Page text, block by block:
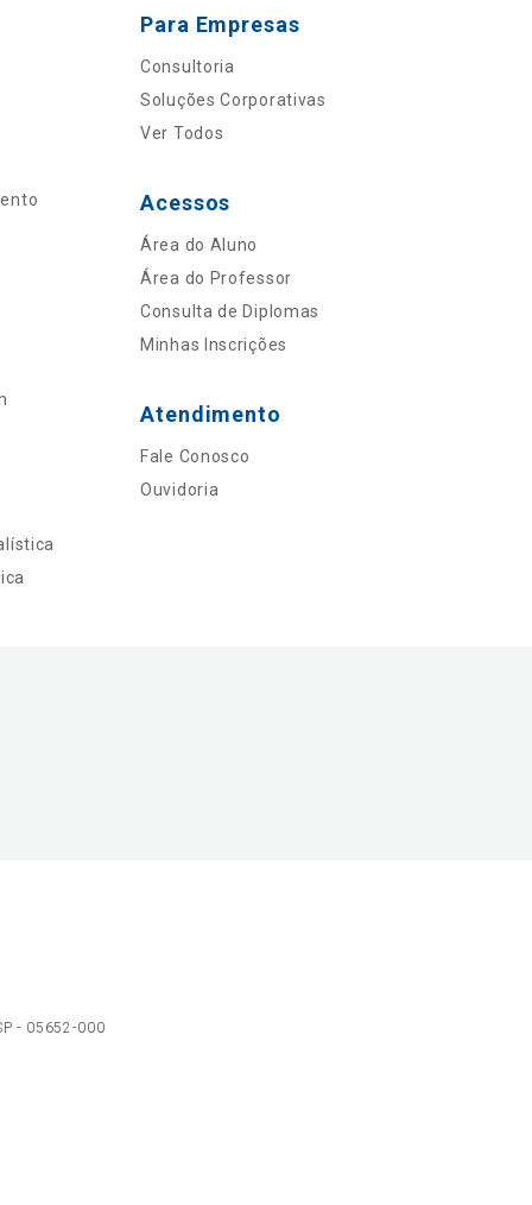
Para Empresas
Consultoria
Soluções Corporativas
Ver Todos
Acessos
Área do Aluno
Área do Professor
Consulta de Diplomas
Minhas Inscrições
Atendimento
Fale Conosco
Ouvidoria
- 05652-000